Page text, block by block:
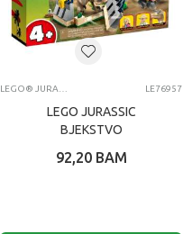
LE76957
LEGO JURASSIC
BJEKSTVO
92,20 BAM